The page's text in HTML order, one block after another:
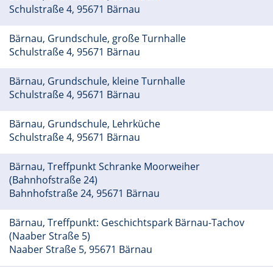
Schulstraße 4, 95671 Bärnau
Bärnau, Grundschule, große Turnhalle
Schulstraße 4, 95671 Bärnau
Bärnau, Grundschule, kleine Turnhalle
Schulstraße 4, 95671 Bärnau
Bärnau, Grundschule, Lehrküche
Schulstraße 4, 95671 Bärnau
Bärnau, Treffpunkt Schranke Moorweiher
(Bahnhofstraße 24)
Bahnhofstraße 24, 95671 Bärnau
Bärnau, Treffpunkt: Geschichtspark Bärnau-Tachov
(Naaber Straße 5)
Naaber Straße 5, 95671 Bärnau